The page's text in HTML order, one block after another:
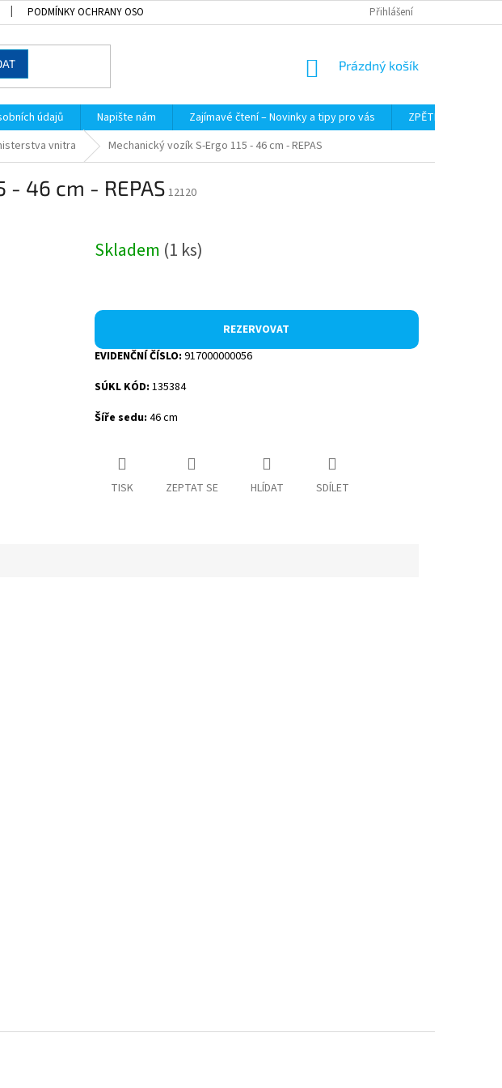
PODMÍNKY OCHRANY OSOBNÍCH ÚDAJŮ Přihlášení
NÁKUPNÍ
Prázdný košík
údajů Napište nám Zajímavé čtení – Novinky a tipy pro vás
ZPĚTNÝ ODBĚR
vnitra Mechanický vozík S-Ergo 115 - 46 cm - REPAS
- 46 cm - REPAS 12120
Skladem (1 ks)
REZERVOVAT
EVIDENČNÍ ČÍSLO: 917000000056
SÚKL KÓD: 135384
Šíře sedu: 46 cm
TISK ZEPTAT SE HLÍDAT SDÍLET